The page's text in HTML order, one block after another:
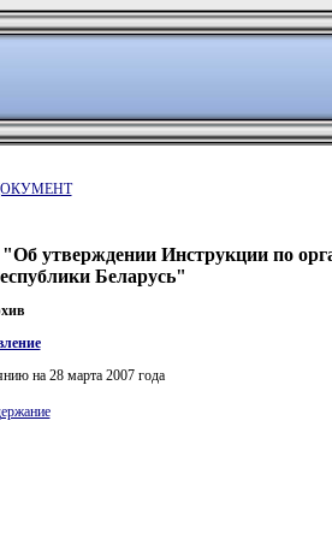
утверждении Инструкции по
Беларусь"
на 28 марта 2007 года